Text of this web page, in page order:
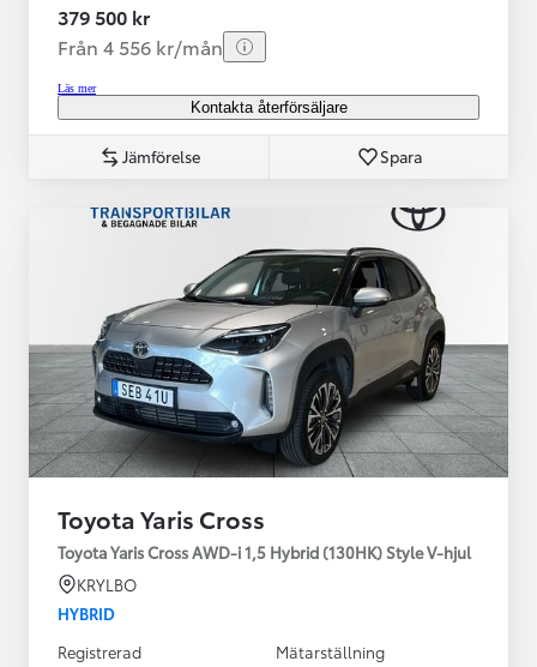
379 500 kr
Från 4 556 kr/mån
Läs mer
Kontakta återförsäljare
Jämförelse Spara
Toyota Yaris Cross
Toyota Yaris Cross AWD-i 1,5 Hybrid (130HK) Style V-hjul
KRYLBO
HYBRID
Registrerad
Mätarställning